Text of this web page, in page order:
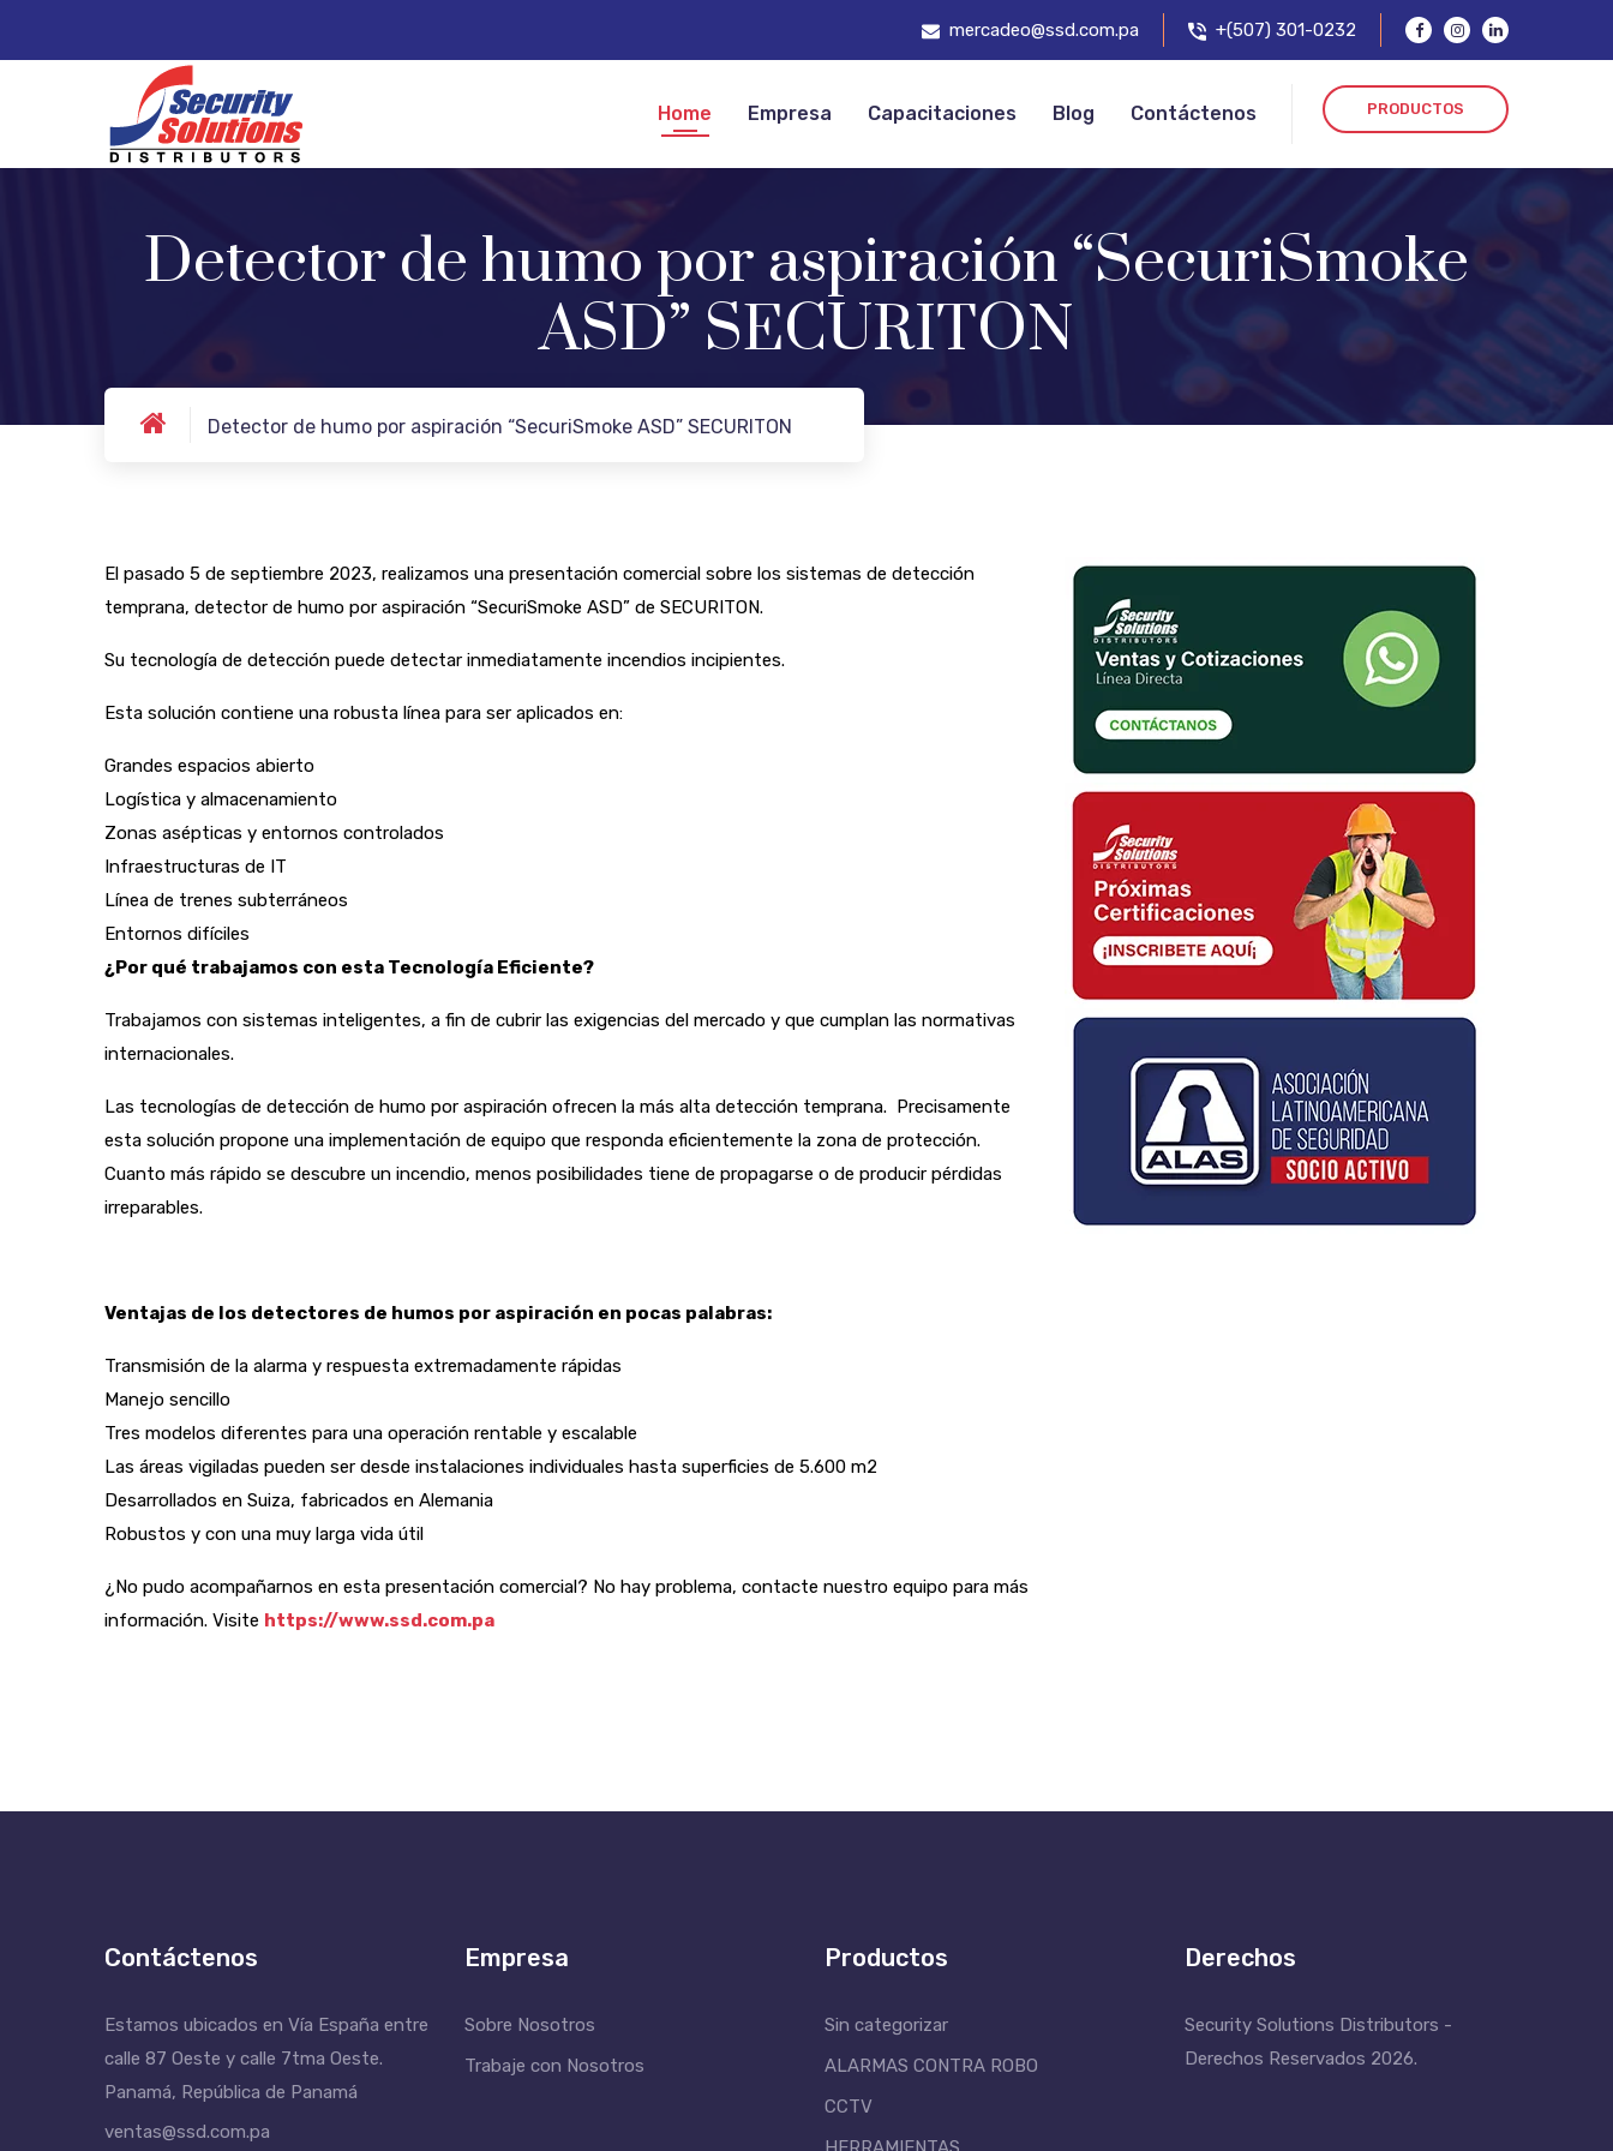
mercadeo@ssd.com.pa +(507) 301-0232
Home Empresa Capacitaciones Blog Contáctenos PRODUCTOS
Detector de humo por aspiración “SecuriSmoke
ASD” SECURITON
Detector de humo por aspiración “SecuriSmoke ASD” SECURITON
El pasado 5 de septiembre 2023, realizamos una presentación comercial sobre los sistemas de detección
temprana, detector de humo por aspiración “SecuriSmoke ASD” de SECURITON.
Su tecnología de detección puede detectar inmediatamente incendios incipientes.
Esta solución contiene una robusta línea para ser aplicados en:
Grandes espacios abierto
Logística y almacenamiento
Zonas asépticas y entornos controlados
Infraestructuras de IT
Línea de trenes subterráneos
Entornos difíciles
¿Por qué trabajamos con esta Tecnología Eficiente?
Trabajamos con sistemas inteligentes, a fin de cubrir las exigencias del mercado y que cumplan las normativas
internacionales.
Las tecnologías de detección de humo por aspiración ofrecen la más alta detección temprana. Precisamente
esta solución propone una implementación de equipo que responda eficientemente la zona de protección.
Cuanto más rápido se descubre un incendio, menos posibilidades tiene de propagarse o de producir pérdidas
irreparables.
Ventajas de los detectores de humos por aspiración en pocas palabras:
Transmisión de la alarma y respuesta extremadamente rápidas
Manejo sencillo
Tres modelos diferentes para una operación rentable y escalable
Las áreas vigiladas pueden ser desde instalaciones individuales hasta superficies de 5.600 m2
Desarrollados en Suiza, fabricados en Alemania
Robustos y con una muy larga vida útil
¿No pudo acompañarnos en esta presentación comercial? No hay problema, contacte nuestro equipo para más
información. Visite https://www.ssd.com.pa
Contáctenos
Estamos ubicados en Vía España entre
calle 87 Oeste y calle 7tma Oeste.
Panamá, República de Panamá
ventas@ssd.com.pa
Empresa
Sobre Nosotros
Trabaje con Nosotros
Productos
Sin categorizar
ALARMAS CONTRA ROBO
CCTV
Derechos
Security Solutions Distributors -
Derechos Reservados 2026.